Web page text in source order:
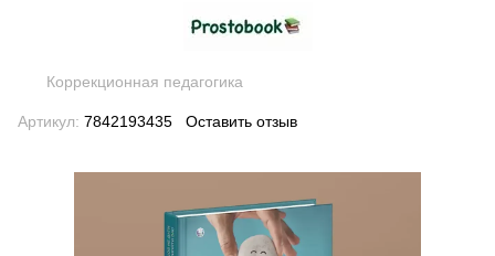
Коррекционная педагогика
Артикул: 7842193435 Оставить отзыв